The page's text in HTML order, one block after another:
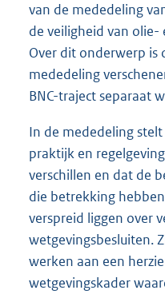
van de mededeling
de veiligheid van olie-
Over dit onderwerp is
mededeling
BNC-traject separaat
In de mededeling
praktijk en
verschillen en dat de
die betrekking
verspreid liggen over
wetgevingsbesluiten.
werken aan een
wetgevingskader